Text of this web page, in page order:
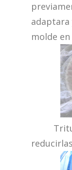
adaptara
molde